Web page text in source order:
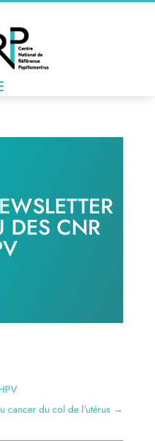
DES CNR
cancer du col de l'utérus →